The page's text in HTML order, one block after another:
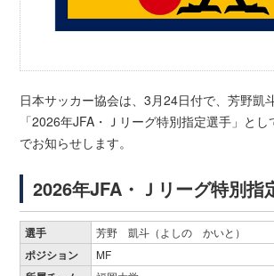
日本サッカー協会は、3月24日付で、芳野凱
「2026年JFA・Ｊリーグ特別指定選手」と
でお知らせします。
2026年JFA・Ｊリーグ特別指
選手 芳野 凱斗（よしの かいと）
ポジション MF